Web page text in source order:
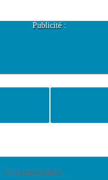
Publicité :
2 commentaires